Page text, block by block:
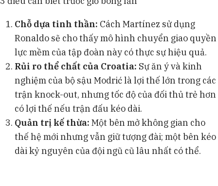
Chỗ dựa tinh thần: Cách Martínez sử dụng
Ronaldo sẽ cho thấy mô hình chuyển giao quyền
lực mềm của tập đoàn này có thực sự hiệu quả.
Rủi ro thể chất của Croatia: Sự ăn ý và kinh
nghiệm của bộ sậu Modrić là lợi thế lớn trong các
trận knock-out, nhưng tốc độ của đối thủ trẻ hơn
có lợi thế nếu trận đấu kéo dài.
Quản trị kế thừa: Một bên mở không gian cho
thế hệ mới nhưng vẫn giữ tượng đài; một bên kéo
dài kỷ nguyên của đội ngũ cũ lâu nhất có thể.